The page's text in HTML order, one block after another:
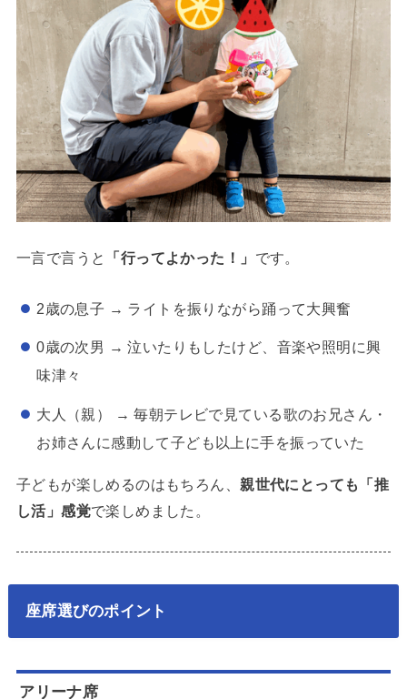
一言で言うと 「行ってよかった！」 です。
2歳の息子 → ライトを振りながら踊って大興奮
0歳の次男 → 泣いたりもしたけど、音楽や照明に興
味津々
大人（親） → 毎朝テレビで見ている歌のお兄さん・
お姉さんに感動して子ども以上に手を振っていた
子どもが楽しめるのはもちろん、親世代にとっても「推
し活」感覚で楽しめました。
座席選びのポイント
アリーナ席